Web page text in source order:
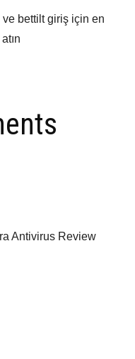
ve bettilt giriş için en
Antivirus Review